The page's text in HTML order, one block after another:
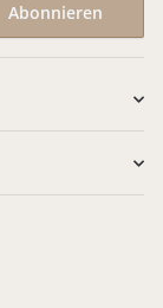
Abonnieren